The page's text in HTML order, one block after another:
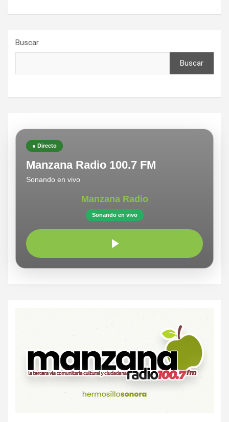
Buscar
Buscar
● Directo
Manzana Radio 100.7 FM
Sonando en vivo
Manzana Radio
Sonando en vivo